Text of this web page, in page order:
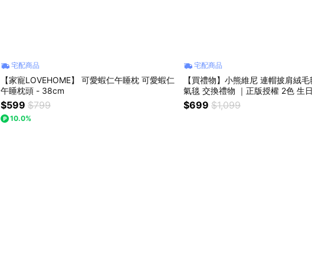
宅配商品
【家寵LOVEHOME】 可愛蝦仁午睡枕 可愛蝦仁
午睡枕頭 - 38cm
$599 $799
10.0%
宅配商品
【買禮物】小熊維尼 連帽披肩絨
氣毯 交換禮物 ｜正版授權 2色 生日禮物 新年禮
物
$699 $1,099